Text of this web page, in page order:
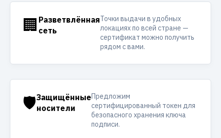
🏢 Разветвлённая
сеть
Точки выдачи в удобных
локациях по всей стране —
сертификат можно получить
рядом с вами.
🛡️Защищённые
носители
Предложим
сертифицированный токен для
безопасного хранения ключа
подписи.